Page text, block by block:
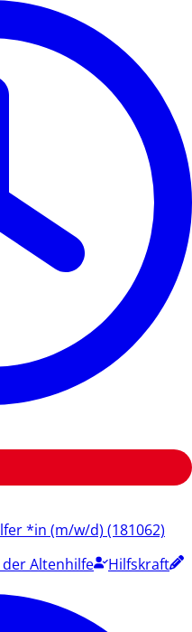
*in (m/w/d) (181062)
Altenhilfe
Hilfskraft